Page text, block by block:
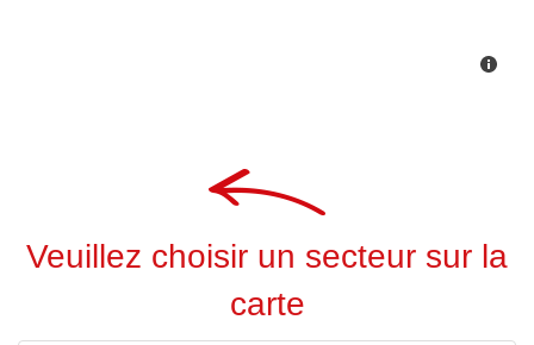
Veuillez choisir un secteur sur la
carte